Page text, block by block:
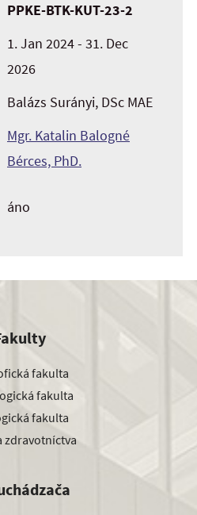
PPKE-BTK-KUT-23-2
1. Jan 2024 - 31. Dec
2026
Balázs Surányi, DSc MAE
Mgr. Katalin Balogné
Bérces, PhD.
áno
fakulta
fakulta
fakulta
zdravotníctva